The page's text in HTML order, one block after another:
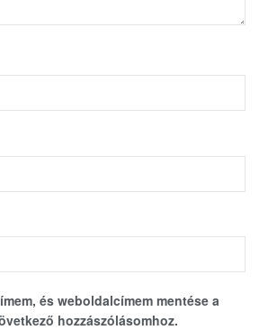
és weboldalcímem mentése a
hozzászólásomhoz.